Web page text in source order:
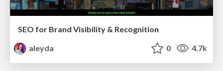
SEO for Brand Visibility & Recognition
aleyda
0 4.7k